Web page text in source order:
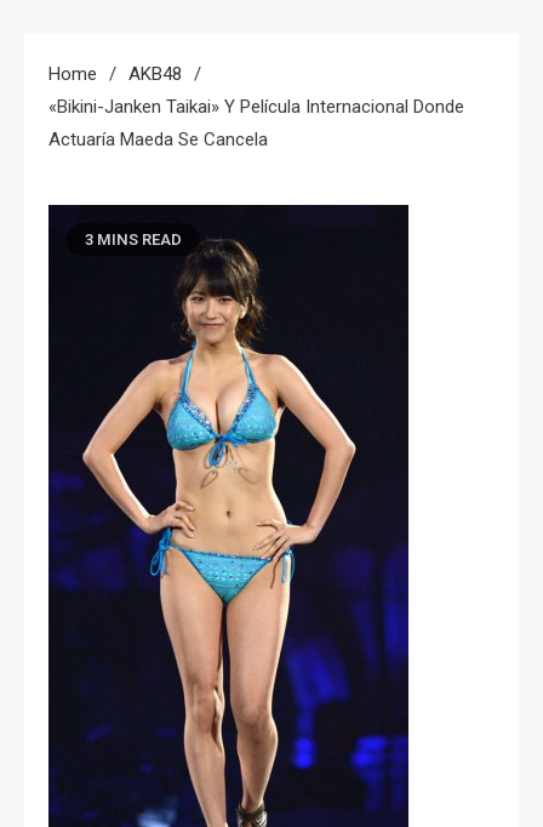
Home
AKB48
«Bikini-Janken Taikai» Y Película Internacional Donde
Actuaría Maeda Se Cancela
3 MINS READ